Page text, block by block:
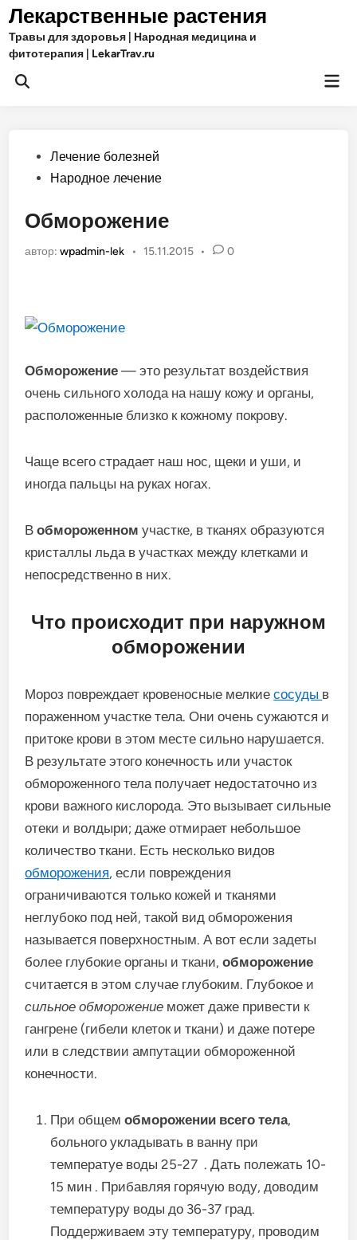
Перейти
содержимому
Лекарственные растения
Травы для здоровья | Народная медицина и
фитотерапия | LekarTrav.ru
Открыть
Опубликовано
Лечение болезней
Народное лечение
Обморожение
автор:wpadmin-lek • 15.11.2015 • 0
Обморожение — это результат воздействия
очень сильного холода на нашу кожу и органы,
расположенные близко к кожному покрову.
Чаще всего страдает наш нос, щеки и уши, и
иногда пальцы на руках ногах.
Вобмороженном участке, в тканях образуются
кристаллы льда в участках между клетками и
непосредственно в них.
Что происходит при наружном
обморожении
Мороз повреждает кровеносные мелкиесосуды в
пораженном участке тела. Они очень сужаются и
притоке крови в этом месте сильно нарушается.
В результате этого конечность или участок
обмороженного тела получает недостаточно из
крови важного кислорода. Это вызывает сильные
отеки и волдыри; даже отмирает небольшое
количество ткани. Есть несколько видов
обморожения, если повреждения
ограничиваются только кожей и тканями
неглубоко под ней, такой вид обморожения
называется поверхностным. А вот если задеты
более глубокие органы и ткани,обморожение
считается в этом случае глубоким. Глубокое и
сильное обморожение может даже привести к
гангрене (гибели клеток и ткани) и даже потере
или в следствии ампутации обмороженной
конечности.
При общемобморожении всего тела,
больного укладывать в ванну при
температуе воды 25-27 . Дать полежать 10-
15 мин . Прибавляя горячую воду, доводим
температуру воды до 36-37 град.
Поддерживаем эту температуру, проводим